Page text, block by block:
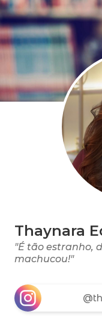
Thaynara
"É tão estranho,
machucou!"